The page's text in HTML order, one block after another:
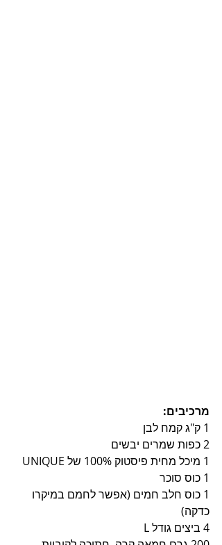
מרכיבים:
1 ק"ג קמח לבן
2 כפות שמרים יבשים
1 מיכל מחית פיסטוק 100% של UNIQUE
1 כוס סוכר
1 כוס חלב חמים (אפשר לחמם במיקרו
כדקה)
4 ביצים גודל L